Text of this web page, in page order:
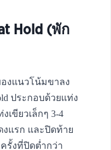
Hold (พัก
งแนวโน้มขาลง
ประกอบด้วยแท่ง
ขียวเล็กๆ 3-4
แรก และปิดท้าย
รั้งที่ปิดต่ำกว่า